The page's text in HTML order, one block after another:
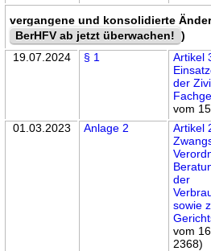
vergangene und konsolidierte
BerHFV ab jetzt überwachen! )
19.07.2024
§ 1
Artikel
der
vom
01.03.2023
Anlage 2
Artikel
der
sowie
vom
2368)